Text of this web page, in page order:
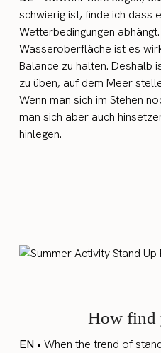
schwierig ist, finde ich dass
Wetterbedingungen
Wasseroberfläche ist es
Balance zu halten. Deshalb
zu üben, auf dem Meer
Wenn man sich im Stehen
man sich aber auch
hinlegen.
How find
EN •When the trend of